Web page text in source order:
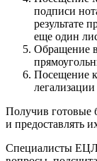
подписи
результате
еще один
Обращение
Посещение
Получив готовые
и предоставлять
Специалисты